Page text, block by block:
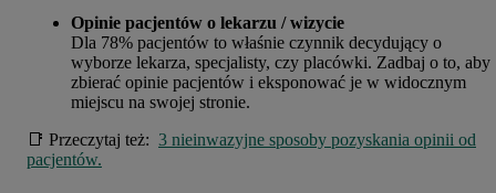
Opinie pacjentów o lekarzu / wizycie
Dla 78% pacjentów to właśnie czynnik decydujący o
wyborze lekarza, specjalisty, czy placówki. Zadbaj o to, aby
zbierać opinie pacjentów i eksponować je w widocznym
miejscu na swojej stronie.
📑 Przeczytaj też: 3 nieinwazyjne sposoby pozyskania opinii od
pacjentów.